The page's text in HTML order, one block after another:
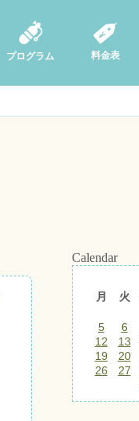
プログラム 料金表
Calendar
月
火
5
6
12
13
19
20
26
27